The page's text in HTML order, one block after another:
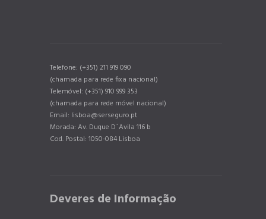
Telefone: (+351) 211 919 090
(chamada para rede fixa nacional)
Telemóvel: (+351) 910 999 353
(chamada para rede móvel nacional)
Email: lisboa@serseguro.pt
Morada: Av. Duque D´Avila 116 b
Cod. Postal: 1050-084 Lisboa
Deveres de Informação